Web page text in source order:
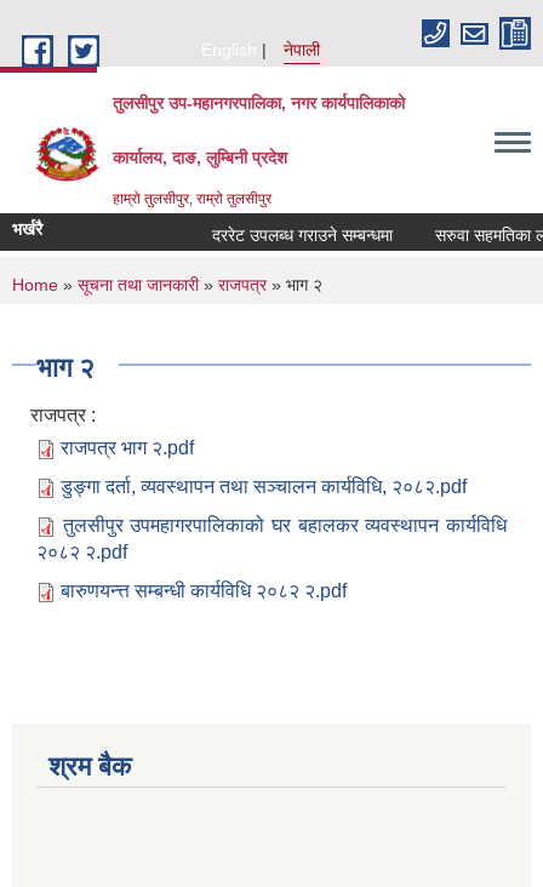
English
नेपाली
तुलसीपुर उप-महानगरपालिका, नगर कार्यपालिकाको
कार्यालय, दाङ, लुम्बिनी प्रदेश
हाम्रो तुलसीपुर, राम्रो तुलसीपुर
भर्खरै दररेट उपलब्ध गराउने सम्बन्धमा सरुवा सहमतिका
You are here
Home » सूचना तथा जानकारी» राजपत्र» भाग २
भाग २
राजपत्र :
राजपत्र भाग २.pdf
डुङ्गा दर्ता, व्यवस्थापन तथा सञ्चालन कार्यविधि, २०८२.pdf
तुलसीपुर उपमहागरपालिकाको घर बहालकर व्यवस्थापन कार्यविधि
२०८२ २.pdf
बारुणयन्त्त सम्बन्धी कार्यविधि २०८२ २.pdf
श्रम बैक